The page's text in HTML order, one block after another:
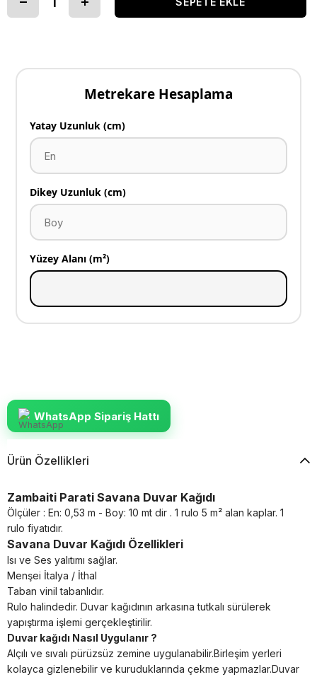
Metrekare Hesaplama
Yatay Uzunluk (cm)
Dikey Uzunluk (cm)
Yüzey Alanı (m²)
WhatsApp Sipariş Hattı
Ürün Özellikleri
Zambaiti Parati Savana Duvar Kağıdı
Ölçüler : En: 0,53 m - Boy: 10 mt dir . 1 rulo 5 m² alan kaplar. 1
rulo fiyatıdır.
Savana Duvar Kağıdı Özellikleri
Isı ve Ses yalıtımı sağlar.
Menşei İtalya / İthal
Taban vinil tabanlıdır.
Rulo halindedir. Duvar kağıdının arkasına tutkalı sürülerek
yapıştırma işlemi gerçekleştirilir.
Duvar kağıdı Nasıl Uygulanır ?
Alçılı ve sıvalı pürüzsüz zemine uygulanabilir.Birleşim yerleri
kolayca gizlenebilir ve kuruduklarında çekme yapmazlar.Duvar